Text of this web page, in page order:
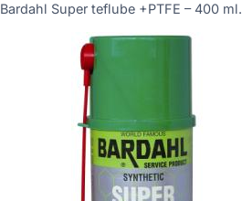
Bardahl Super teflube +PTFE – 400 ml.